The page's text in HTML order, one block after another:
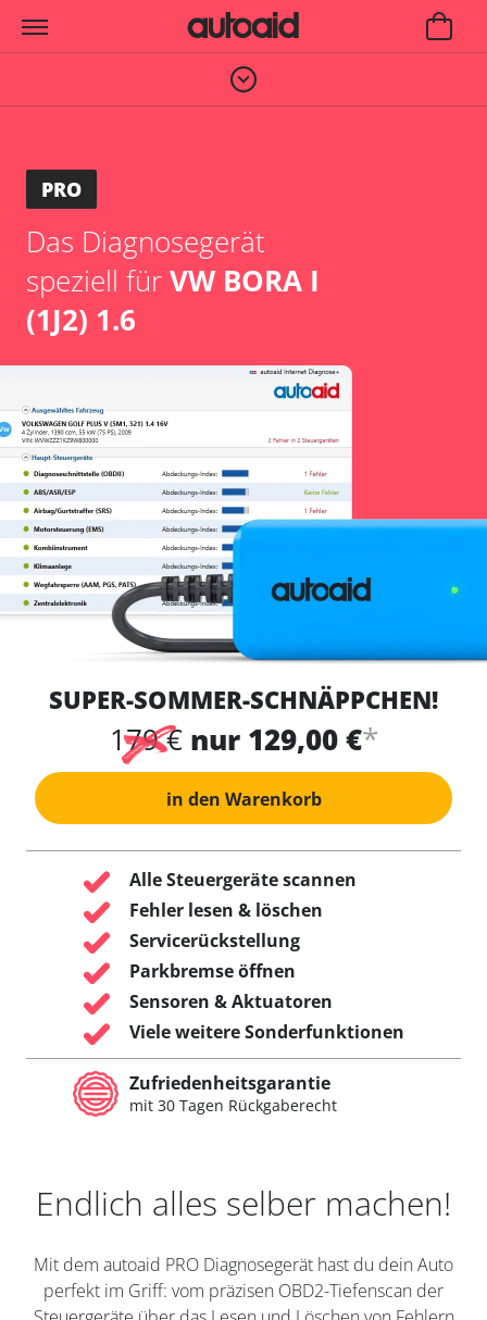
PRO
Das Diagnosegerät
speziell fürVW BORA I
(1J2) 1.6
SUPER-SOMMER-SCHNÄPPCHEN!
179 € nur 129,00 €*
in den Warenkorb
Alle Steuergeräte scannen
Fehler lesen & löschen
Servicerückstellung
Parkbremse öffnen
Sensoren & Aktuatoren
Viele weitere Sonderfunktionen
Zufriedenheitsgarantie
mit 30 Tagen Rückgaberecht
Endlich alles selber machen!
Mit dem autoaid PRO Diagnosegerät hast du dein Auto
perfekt im Griff: vom präzisen OBD2-Tiefenscan der